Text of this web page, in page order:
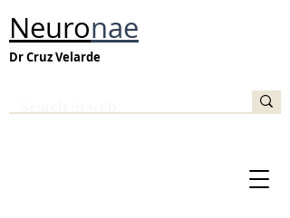
Neuronae
Dr Cruz Velarde